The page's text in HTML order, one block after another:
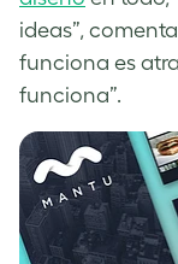
ideas”,
funciona es
funciona”.